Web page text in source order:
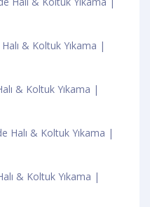
& Koltuk Yıkama |
& Koltuk Yıkama |
Halı & Koltuk Yıkama |
& Koltuk Yıkama |